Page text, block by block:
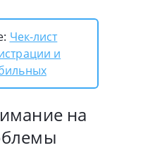
Чек-лист
и
на